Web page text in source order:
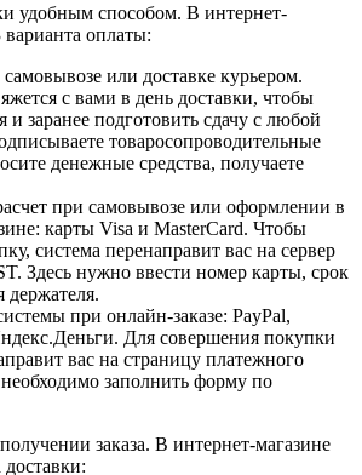
удобным способом. В интернет-
оплаты:
или доставке курьером.
с вами в день доставки, чтобы
и заранее подготовить сдачу с любой
товаросопроводительные
денежные средства, получаете
при самовывозе или оформлении в
карты Visa и MasterCard. Чтобы
система перенаправит вас на сервер
Здесь нужно ввести номер карты, срок
держателя.
при онлайн-заказе: PayPal,
Для совершения покупки
вас на страницу платежного
необходимо заполнить форму по
заказа. В интернет-магазине